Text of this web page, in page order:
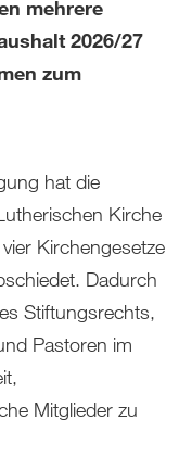
mehrere
2026/27
zum
hat die
Kirche
Kirchengesetze
Dadurch
Stiftungsrechts,
Pastoren im
Mitglieder zu